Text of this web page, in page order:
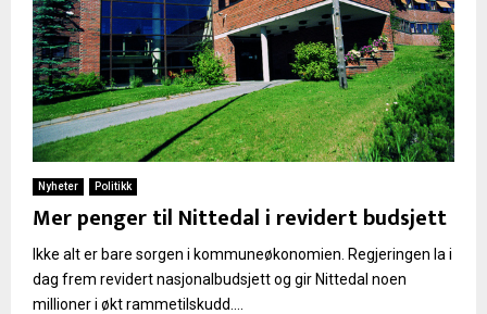
Nyheter Politikk
Mer penger til Nittedal i revidert budsjett
Ikke alt er bare sorgen i kommuneøkonomien. Regjeringen la i
dag frem revidert nasjonalbudsjett og gir Nittedal noen
millioner i økt rammetilskudd....